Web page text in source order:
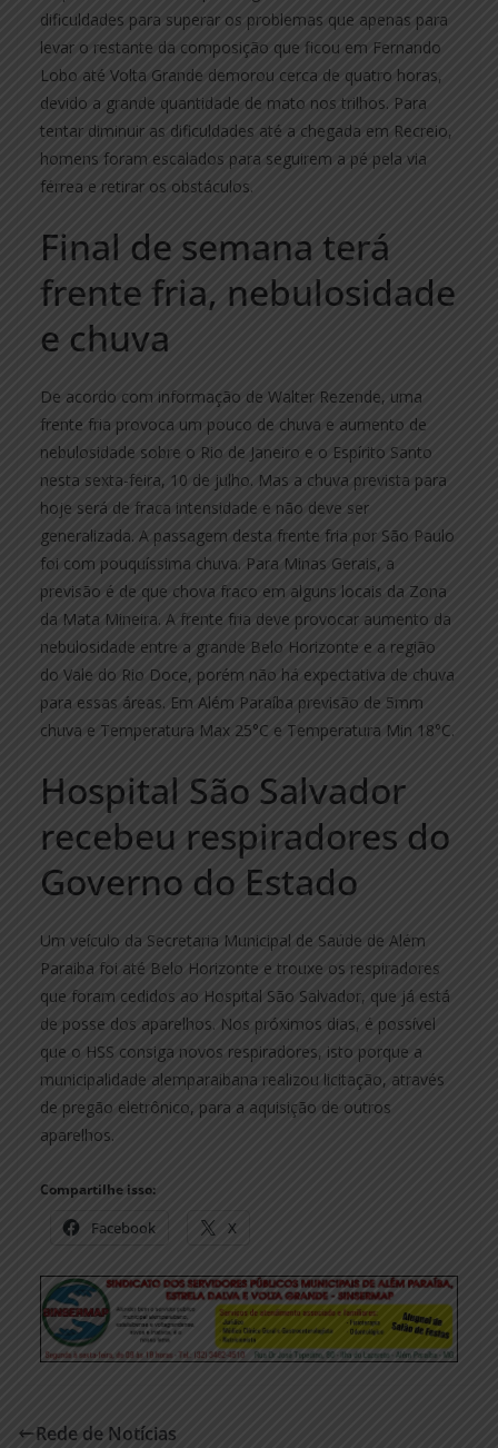
dificuldades para superar os problemas que apenas para
levar o restante da composição que ficou em Fernando
Lobo até Volta Grande demorou cerca de quatro horas,
devido a grande quantidade de mato nos trilhos. Para
tentar diminuir as dificuldades até a chegada em Recreio,
homens foram escalados para seguirem a pé pela via
férrea e retirar os obstáculos.
Final de semana terá
frente fria, nebulosidade
e chuva
De acordo com informação de Walter Rezende, uma
frente fria provoca um pouco de chuva e aumento de
nebulosidade sobre o Rio de Janeiro e o Espírito Santo
nesta sexta-feira, 10 de julho. Mas a chuva prevista para
hoje será de fraca intensidade e não deve ser
generalizada. A passagem desta frente fria por São Paulo
foi com pouquíssima chuva. Para Minas Gerais, a
previsão é de que chova fraco em alguns locais da Zona
da Mata Mineira. A frente fria deve provocar aumento da
nebulosidade entre a grande Belo Horizonte e a região
do Vale do Rio Doce, porém não há expectativa de chuva
para essas áreas. Em Além Paraíba previsão de 5mm
chuva e Temperatura Max 25°C e Temperatura Min 18°C.
Hospital São Salvador
recebeu respiradores do
Governo do Estado
Um veículo da Secretaria Municipal de Saúde de Além
Paraiba foi até Belo Horizonte e trouxe os respiradores
que foram cedidos ao Hospital São Salvador, que já está
de posse dos aparelhos. Nos próximos dias, é possível
que o HSS consiga novos respiradores, isto porque a
municipalidade alemparaibana realizou licitação, através
de pregão eletrônico, para a aquisição de outros
aparelhos.
Compartilhe isso:
Facebook X
Rede de Notícias